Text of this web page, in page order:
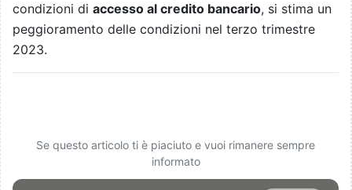
condizioni di accesso al credito bancario, si stima un
peggioramento delle condizioni nel terzo trimestre
2023.
Se questo articolo ti è piaciuto e vuoi rimanere sempre
informato